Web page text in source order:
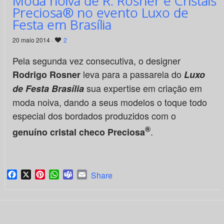
Preciosa® no evento Luxo de
Festa em Brasília
20 maio 2014 · 2
Pela segunda vez consecutiva, o designer
Rodrigo Rosnerleva para a passarela do Luxo
de Festa Brasíliasua expertise em criação em
moda noiva, dando a seus modelos o toque todo
especial dos bordados produzidos com o
genuíno cristal checo Preciosa®.
Facebook
X PinterestWhatsApp
TeamsEmail
Share